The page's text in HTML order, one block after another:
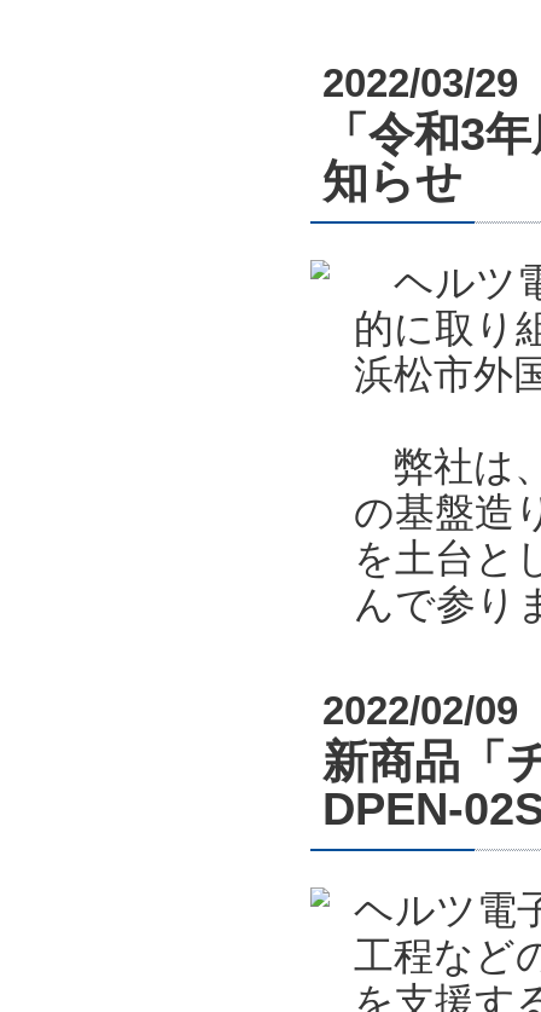
2022/03/29
「令和3
知らせ
ヘルツ
的に取り
浜松市外
弊社は
の基盤造
を土台と
んで参り
2022/02/09
新商品「
DPEN-
ヘルツ電
工程など
を支援す